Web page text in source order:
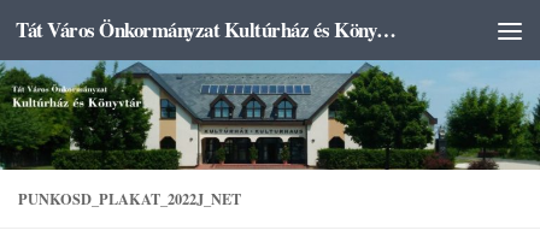
Skip to content Tát Város Önkormányzat Kultúrház és Könyvtár
PUNKOSD_PLAKAT_2022J_NET